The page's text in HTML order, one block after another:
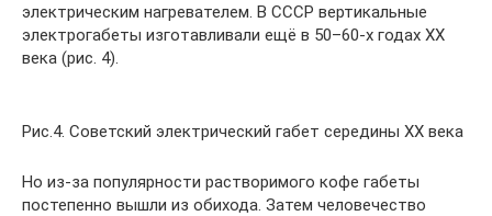
электрическим нагревателем. В СССР вертикальные
электрогабеты изготавливали ещё в 50–60-х годах XX
века (рис. 4).
Рис.4. Советский электрический габет середины XX века
Но из-за популярности растворимого кофе габеты
постепенно вышли из обихода. Затем человечество